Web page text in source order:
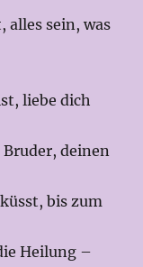
alles sein, was
liebe dich
deinen
bis zum
Heilung –